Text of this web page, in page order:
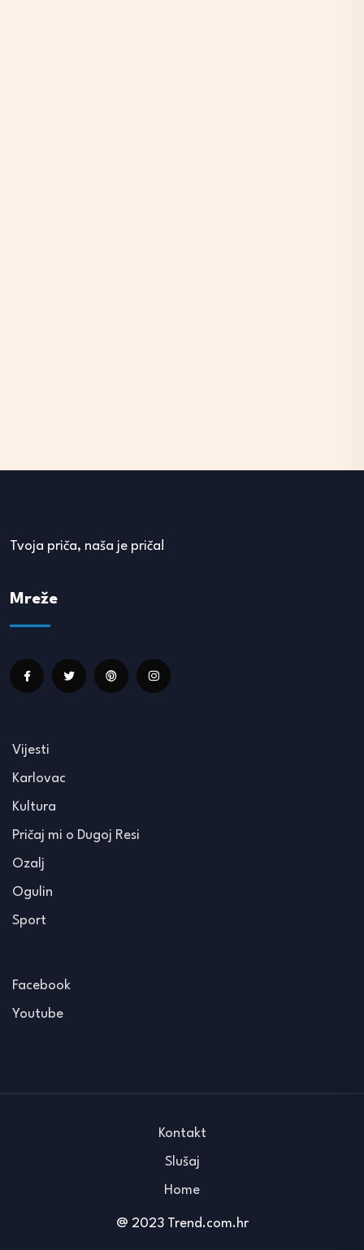
Tvoja priča, naša je priča!
Mreže
Vijesti
Karlovac
Kultura
Pričaj mi o Dugoj Resi
Ozalj
Ogulin
Sport
Facebook
Youtube
@ 2023 Trend.com.hr
Kontakt
Slušaj
Home